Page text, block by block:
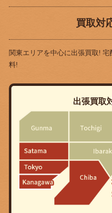
買取対
関東エリアを中心に出張買取! 宅
料!
出張買取